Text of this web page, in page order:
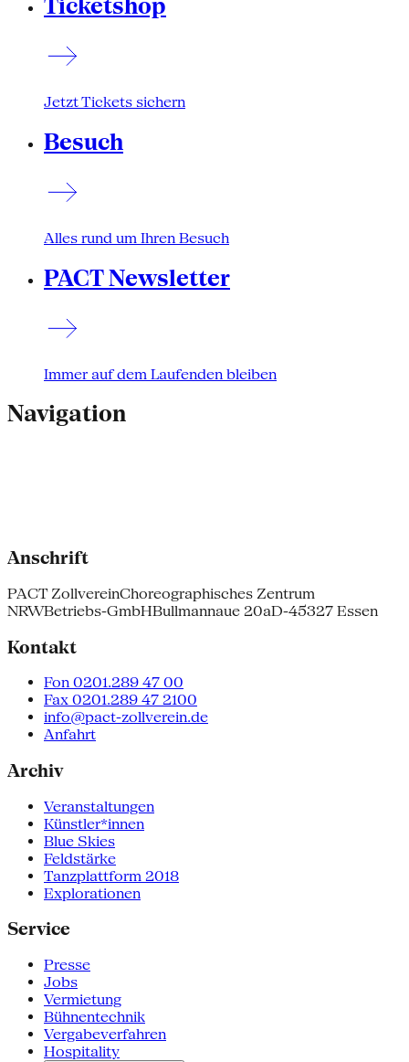
Ticketshop
Jetzt Tickets sichern
Besuch
Alles rund um Ihren Besuch
PACT Newsletter
Immer auf dem Laufenden bleiben
Navigation
Anschrift
PACT ZollvereinChoreographisches Zentrum
NRWBetriebs-GmbHBullmannaue 20aD-45327 Essen
Kontakt
Fon 0201.289 47 00
Fax 0201.289 47 2100
info@pact-zollverein.de
Anfahrt
Archiv
Veranstaltungen
Künstler*innen
Blue Skies
Feldstärke
Tanzplattform 2018
Explorationen
Service
Presse
Jobs
Vermietung
Bühnentechnik
Vergabeverfahren
Hospitality